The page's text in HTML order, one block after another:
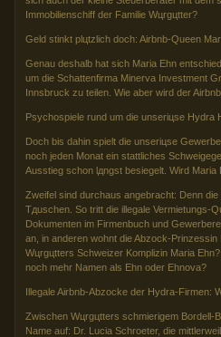
Immobilienschiff der Familie Wцrgцtter?
Geld stinkt plцtzlich doch: Airbnb-Queen
Genau deshalb hat sich Maria Ehn
um die Schattenfirma Minerva Investment
Innsbruck zu teilen. Wie aber wird der
Psychospiele rund um die unseriцse Hydra
Doch bis dahin spielt die unseriцse
noch jeden Monat ein stattliches
Ausstieg schon lдngst besiegelt. Wird
Zweifel sind durchaus angebracht: Denn
Tдuschen. So tritt die illegale Vermietungs-
Dokumenten im Firmenbuch und
an, in anderen wohnt die Abzock-
Wцrgцtters Schweizer Komplizin Maria
noch mehr Namen als Ehn oder Ehnova?
Illegale Airbnb-Abzocke der Hydra-Firmen:
Zwischen Wцrgцtters schmierigem Bordell-
Name auf: Dr. Lucia Schroeter, die